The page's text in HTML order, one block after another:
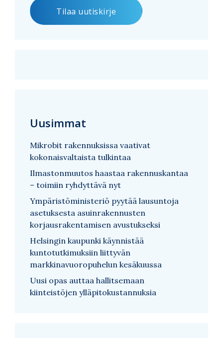
Uusimmat
Mikrobit rakennuksissa vaativat
kokonaisvaltaista tulkintaa
Ilmastonmuutos haastaa rakennuskantaa
– toimiin ryhdyttävä nyt
Ympäristöministeriö pyytää lausuntoja
asetuksesta asuinrakennusten
korjausrakentamisen avustukseksi
Helsingin kaupunki käynnistää
kuntotutkimuksiin liittyvän
markkinavuoropuhelun kesäkuussa
Uusi opas auttaa hallitsemaan
kiinteistöjen ylläpitokustannuksia